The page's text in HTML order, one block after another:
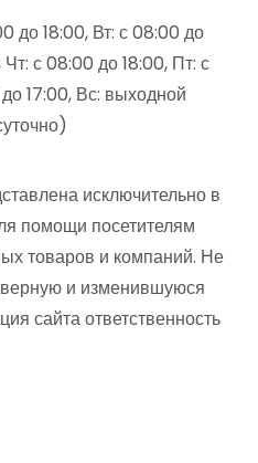
до 18:00, Вт: с 08:00 до
с 08:00 до 18:00, Пт: с
17:00, Вс: выходной
исключительно в
помощи посетителям
товаров и компаний. Не
и изменившуюся
сайта ответственность